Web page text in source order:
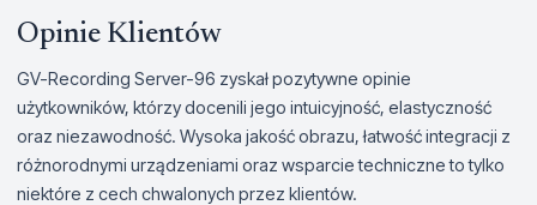
Opinie Klientów
GV-Recording Server-96 zyskał pozytywne opinie
użytkowników, którzy docenili jego intuicyjność, elastyczność
oraz niezawodność. Wysoka jakość obrazu, łatwość integracji z
różnorodnymi urządzeniami oraz wsparcie techniczne to tylko
niektóre z cech chwalonych przez klientów.